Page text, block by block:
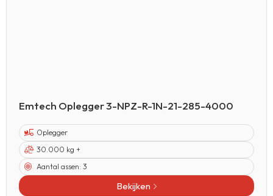
Emtech Oplegger 3-NPZ-R-1N-21-285-4000
Oplegger
30.000 kg +
Aantal assen: 3
Bekijken